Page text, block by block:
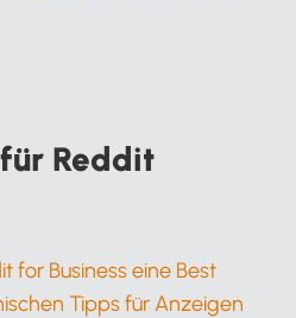
Reddit
for Business eine Best
Tipps für Anzeigen